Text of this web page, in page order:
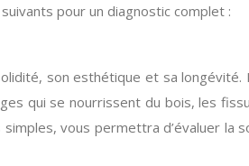
pour un diagnostic complet :
son esthétique et sa
qui se nourrissent du bois, les
vous permettra d’évaluer